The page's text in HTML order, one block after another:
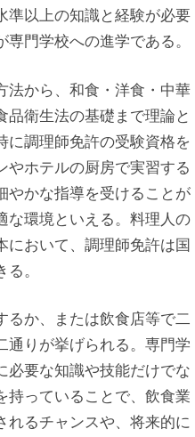
準以上の知識と経験が必要
門学校への進学である。
法から、和食・洋食・中華
衛生法の基礎まで理論と
に調理師免許の受験資格を
やホテルの厨房で実習する
やかな指導を受けることが
な環境といえる。料理人の
において、調理師免許は国
。
るか、または飲食店等で二
通りが挙げられる。専門学
必要な知識や技能だけでな
持っていることで、飲食業
れるチャンスや、将来的に